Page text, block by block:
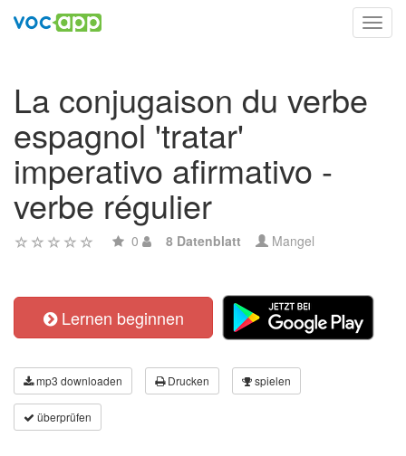
La conjugaison du verbe
espagnol 'tratar'
imperativo afirmativo -
verbe régulier
0 8 Datenblatt Mangel
Lernen beginnen
mp3 downloaden Drucken spielen
überprüfen